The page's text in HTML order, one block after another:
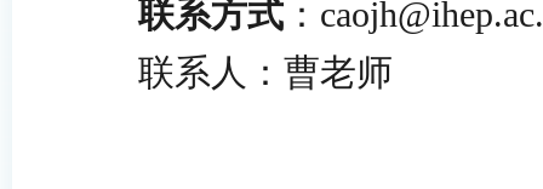
联系方式：
联系人： 曹老师